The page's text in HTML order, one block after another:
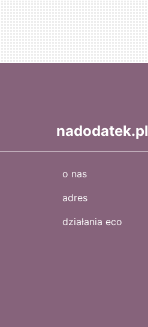
nadodatek.pl
o nas
adres
działania eco